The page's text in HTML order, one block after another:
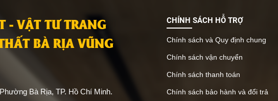
và màu
cho mọi
từ hiện
tấm nhựa
thời gian
tế cao.
phẩm,
gian
điểm nhấn sang trọng với họa tiết vân
tre tinh tế, tấm ốp than tre TGI còn là
lựa chọn thân thiện với môi trường,
đáp ứng xu hướng xây dựng hiện đại.
Nhờ trọng lượng nhẹ, dễ lắp đặt và đa
dạng về kích thước, sản phẩm có thể
gian khác nhau như nhà ở, văn phòng,
đại cho đến cổ điển.
- VẬT TƯ TRANG
BÀ RỊA VŨNG
Bà Rịa, TP. Hồ Chí Minh.
CHÍNH SÁCH HỖ TRỢ
Chính sách và Quy định chung
Chính sách vận chuyển
Chính sách thanh toán
Chính sách bảo hành và đổi trả